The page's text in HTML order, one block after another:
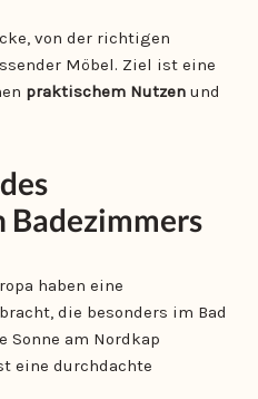
von der richtigen
Möbel. Ziel ist eine
praktischem Nutzen und
Badezimmers
haben eine
die besonders im Bad
Sonne am Nordkap
eine durchdachte